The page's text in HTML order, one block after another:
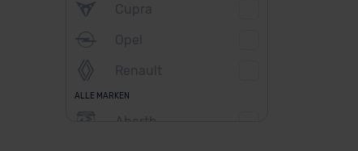
Cupra
Opel
Renault
ALLE MARKEN
Abarth